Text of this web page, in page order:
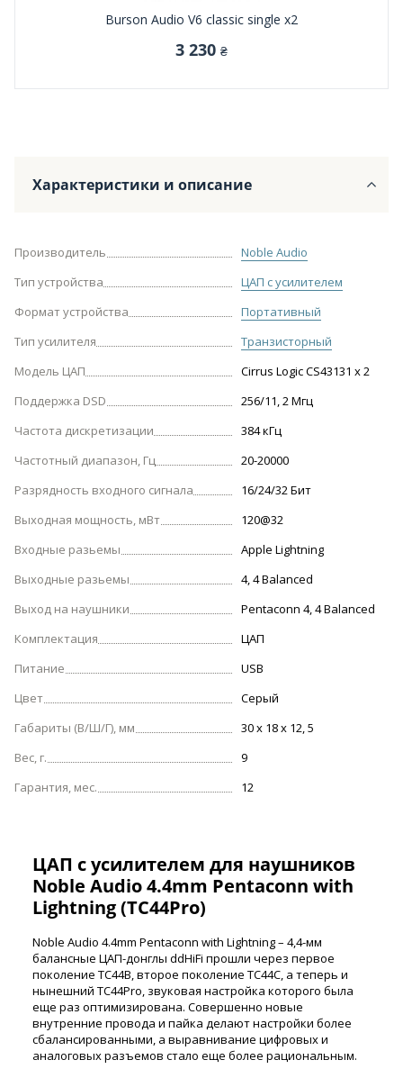
Burson Audio V6 classic single x2
3 230 ₴
Характеристики и описание
Производитель
Noble Audio
Тип устройства
ЦАП с усилителем
Формат устройства
Портативный
Тип усилителя
Транзисторный
Модель ЦАП
Cirrus Logic CS43131 х 2
Поддержка DSD
256/11, 2 Мгц
Частота дискретизации
384 кГц
Частотный диапазон, Гц
20-20000
Разрядность входного сигнала
16/24/32 Бит
Выходная мощность, мВт
120@32
Входные разьемы
Apple Lightning
Выходные разьемы
4, 4 Balanced
Выход на наушники
Pentaconn 4, 4 Balanced
Комплектация
ЦАП
Питание
USB
Цвет
Серый
Габариты (В/Ш/Г), мм
30 x 18 x 12, 5
Вес, г.
9
Гарантия, мес.
12
ЦАП с усилителем для наушников
Noble Audio 4.4mm Pentaconn with
Lightning (TC44Pro)
Noble Audio 4.4mm Pentaconn with Lightning – 4,4-мм
балансные ЦАП-донглы ddHiFi прошли через первое
поколение TC44B, второе поколение TC44C, а теперь и
нынешний TC44Pro, звуковая настройка которого была
еще раз оптимизирована. Совершенно новые
внутренние провода и пайка делают настройки более
сбалансированными, а выравнивание цифровых и
аналоговых разъемов стало еще более рациональным.